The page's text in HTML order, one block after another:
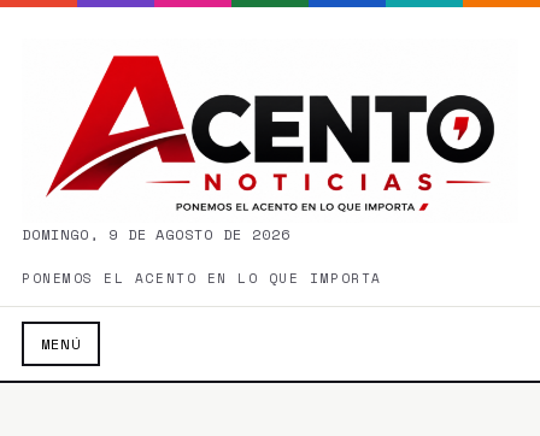
DOMINGO, 9 DE AGOSTO DE 2026
PONEMOS EL ACENTO EN LO QUE IMPORTA
MENÚ